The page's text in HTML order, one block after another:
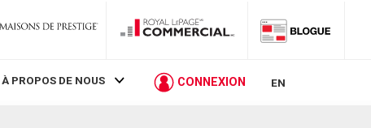
À PROPOS DE NOUS CONNEXION EN